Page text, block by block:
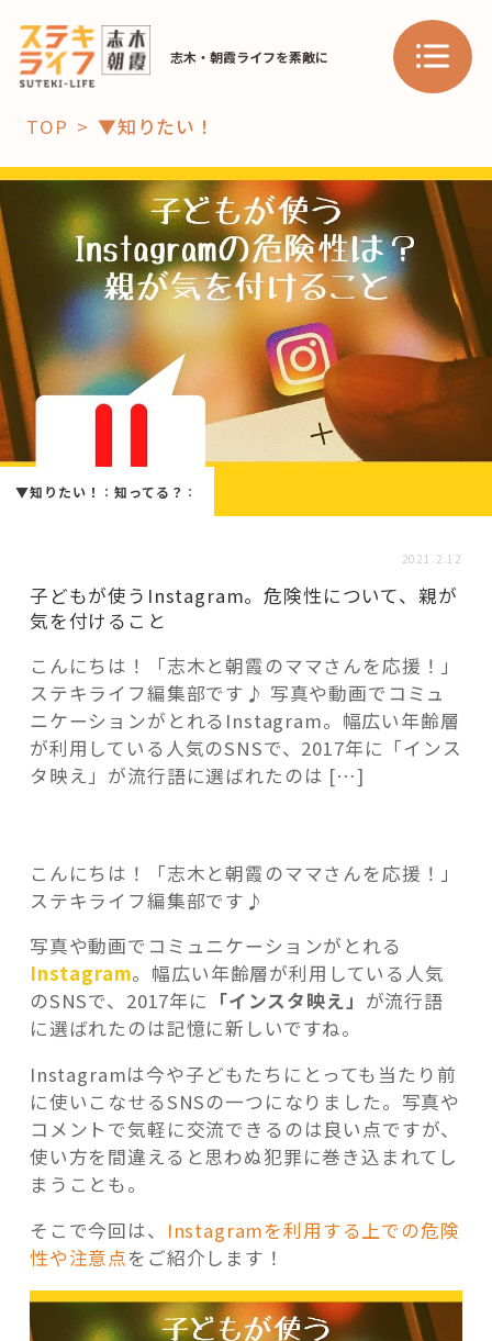
志木・朝霞ライフを素敵に
「コト」
子育て
暮らし
おすすめ
学び・教育
「場」
HAREL HAREL
「モノ」
fleXe リノベ事例
「ひと」
コーディネーター紹介
これからの暮らし 住み替え相談
記事検索
TOP ▼知りたい！
▼知りたい！ ：知ってる？ ：
2021.2.12
子どもが使うInstagram。危険性について、親が
気を付けること
こんにちは！「志木と朝霞のママさんを応援！」
ステキライフ編集部です♪ 写真や動画でコミュ
ニケーションがとれるInstagram。幅広い年齢層
が利用している人気のSNSで、2017年に「インス
タ映え」が流行語に選ばれたのは […]
こんにちは！「志木と朝霞のママさんを応援！」
ステキライフ編集部です♪
写真や動画でコミュニケーションがとれる
Instagram。幅広い年齢層が利用している人気
のSNSで、2017年に 「インスタ映え」 が流行語
に選ばれたのは記憶に新しいですね。
Instagramは今や子どもたちにとっても当たり前
に使いこなせるSNSの一つになりました。写真や
コメントで気軽に交流できるのは良い点ですが、
使い方を間違えると思わぬ犯罪に巻き込まれてし
まうことも。
そこで今回は、 Instagramを利用する上での危険
性や注意点をご紹介します！